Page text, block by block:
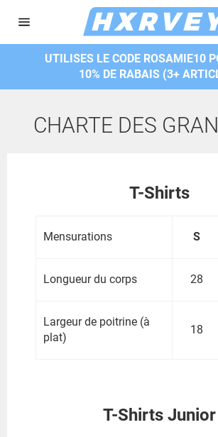
UTILISES LE CODE ROSAMIE10
10% DE RABAIS (3+
CHARTE DES
T-Shirts
Mensurations S
Longueur du corps 28
Largeur de poitrine (à
plat)
18
T-Shirts Junior